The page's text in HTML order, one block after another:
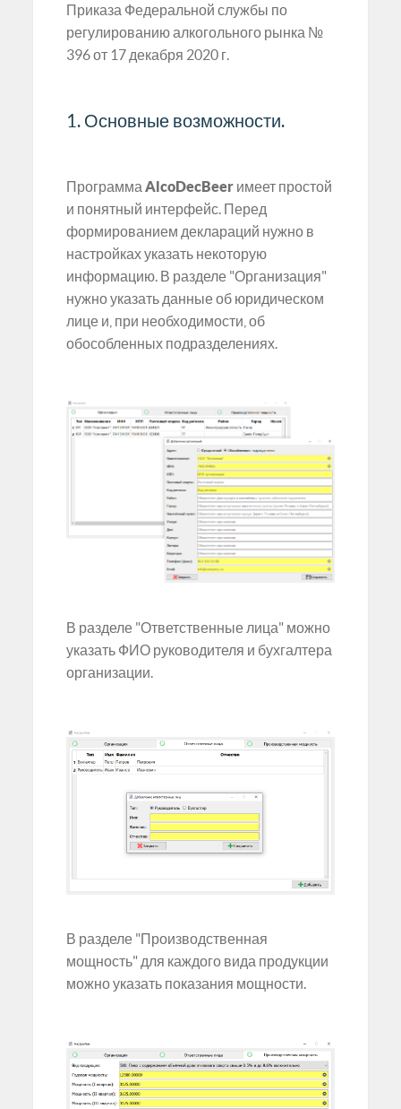
Приказа Федеральной службы по
регулированию алкогольного рынка №
396 от 17 декабря 2020 г.
1. Основные возможности.
ПрограммаAlcoDecBeer имеет простой
и понятный интерфейс. Перед
формированием деклараций нужно в
настройках указать некоторую
информацию. В разделе "Организация"
нужно указать данные об юридическом
лице и, при необходимости, об
обособленных подразделениях.
В разделе "Ответственные лица" можно
указать ФИО руководителя и бухгалтера
организации.
В разделе "Производственная
мощность" для каждого вида продукции
можно указать показания мощности.